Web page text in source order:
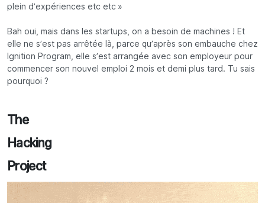
plein d’expériences etc etc »
Bah oui, mais dans les startups, on a besoin de machines ! Et
elle ne s’est pas arrêtée là, parce qu’après son embauche chez
Ignition Program, elle s’est arrangée avec son employeur pour
commencer son nouvel emploi 2 mois et demi plus tard. Tu sais
pourquoi ?
The
Hacking
Project